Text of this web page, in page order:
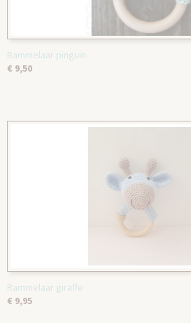
Rammelaar pinguin
€ 9,50
Rammelaar giraffe
€ 9,95